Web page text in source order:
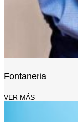
Fontaneria
VER MÁS